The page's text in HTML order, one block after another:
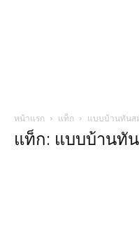
หน้าแรก แท็ก แบบบ้านทันส
แท็ก: แบบบ้านทั